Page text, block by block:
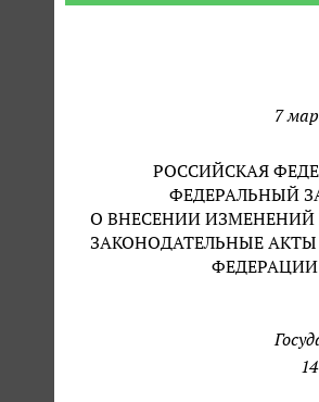
7
РОССИЙСКАЯ
ФЕДЕРАЛЬНЫЙ
О ВНЕСЕНИИ ИЗМЕНЕНИЙ
ЗАКОНОДАТЕЛЬНЫЕ
ФЕДЕРАЦИИ